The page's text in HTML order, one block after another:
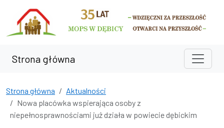
Przejdź do treści
Przejdź do wyszukiwarki
Strona główna
Strona główna
Aktualności
Nowa placówka wspierająca osoby z
niepełnosprawnościami już działa w powiecie dębickim